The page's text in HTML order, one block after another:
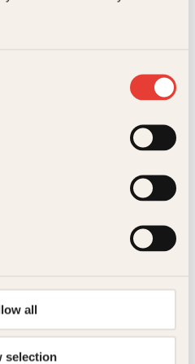
all
selection
Galaksen